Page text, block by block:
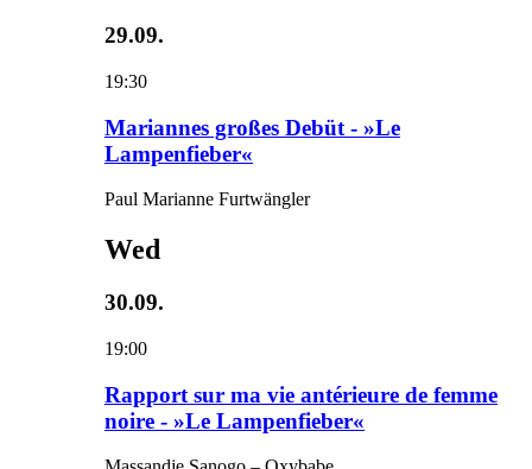
29.09.
19:30
Mariannes großes Debüt - »Le
Lampenfieber«
Paul Marianne Furtwängler
Wed
30.09.
19:00
Rapport sur ma vie antérieure de femme
noire - »Le Lampenfieber«